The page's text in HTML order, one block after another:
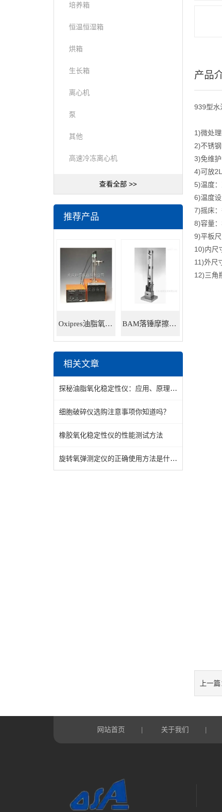
培养箱
恒温恒湿箱
烘箱
生长箱
离心机
泵
其他
高速冷冻离心机
查看全部 >>
推荐产品
Oxipres油脂氧化稳定性仪 BAM落锤摩擦感度仪
相关文章
探秘油脂氧化稳定性仪：应用、原理与前景
细胞破碎仪选购注意事项你知道吗？
橡胶氧化稳定性仪的性能测试方法
旋转氧弹测定仪的正确使用方法是什么呢？
产品
939型水
1)微处
2)不锈
3)免维
4)可放
5)温度
6)温度
7)摇床
8)容量
9)平板
10)内尺
11)外尺
12)三角
上一
网站首页 关于我们